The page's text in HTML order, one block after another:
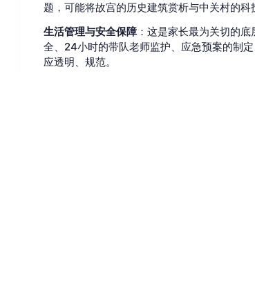
题，可能将故宫的历史建筑赏析与中关村的
生活管理与安全保障：这是家长最为关切的
全、24小时的带队老师监护、应急预案的制
应透明、规范。